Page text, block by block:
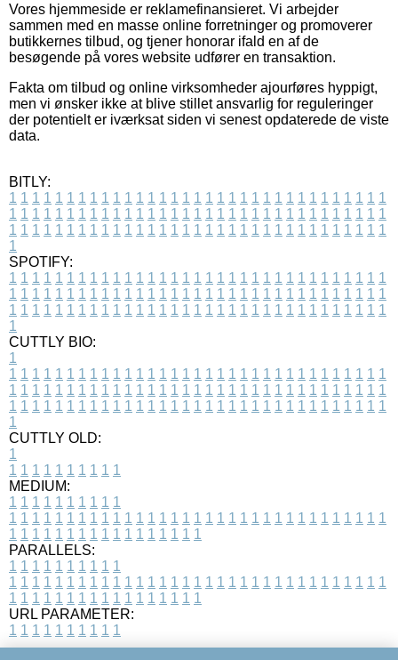
Vores hjemmeside er reklamefinansieret. Vi arbejder
sammen med en masse online forretninger og promoverer
butikkernes tilbud, og tjener honorar ifald en af de
besøgende på vores website udfører en transaktion.
Fakta om tilbud og online virksomheder ajourføres hyppigt,
men vi ønsker ikke at blive stillet ansvarlig for reguleringer
der potentielt er iværksat siden vi senest opdaterede de viste
data.
BITLY:
1 1 1 1 1 1 1 1 1 1 1 1 1 1 1 1 1 1 1 1 1 1 1 1 1 1 1 1 1 1 1 1 1
1 1 1 1 1 1 1 1 1 1 1 1 1 1 1 1 1 1 1 1 1 1 1 1 1 1 1 1 1 1 1 1 1
1 1 1 1 1 1 1 1 1 1 1 1 1 1 1 1 1 1 1 1 1 1 1 1 1 1 1 1 1 1 1 1 1
1
SPOTIFY:
1 1 1 1 1 1 1 1 1 1 1 1 1 1 1 1 1 1 1 1 1 1 1 1 1 1 1 1 1 1 1 1 1
1 1 1 1 1 1 1 1 1 1 1 1 1 1 1 1 1 1 1 1 1 1 1 1 1 1 1 1 1 1 1 1 1
1 1 1 1 1 1 1 1 1 1 1 1 1 1 1 1 1 1 1 1 1 1 1 1 1 1 1 1 1 1 1 1 1
1
CUTTLY BIO:
1
1 1 1 1 1 1 1 1 1 1 1 1 1 1 1 1 1 1 1 1 1 1 1 1 1 1 1 1 1 1 1 1 1
1 1 1 1 1 1 1 1 1 1 1 1 1 1 1 1 1 1 1 1 1 1 1 1 1 1 1 1 1 1 1 1 1
1 1 1 1 1 1 1 1 1 1 1 1 1 1 1 1 1 1 1 1 1 1 1 1 1 1 1 1 1 1 1 1 1
1
CUTTLY OLD:
1
1 1 1 1 1 1 1 1 1 1
MEDIUM:
1 1 1 1 1 1 1 1 1 1
1 1 1 1 1 1 1 1 1 1 1 1 1 1 1 1 1 1 1 1 1 1 1 1 1 1 1 1 1 1 1 1 1
1 1 1 1 1 1 1 1 1 1 1 1 1 1 1 1 1
PARALLELS:
1 1 1 1 1 1 1 1 1 1
1 1 1 1 1 1 1 1 1 1 1 1 1 1 1 1 1 1 1 1 1 1 1 1 1 1 1 1 1 1 1 1 1
1 1 1 1 1 1 1 1 1 1 1 1 1 1 1 1 1
URL PARAMETER:
1 1 1 1 1 1 1 1 1 1